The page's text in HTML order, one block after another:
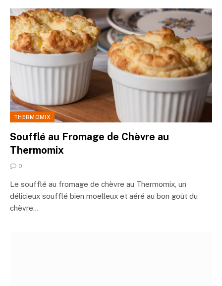
THERMOMIX
Soufflé au Fromage de Chèvre au
Thermomix
0
Le soufflé au fromage de chèvre au Thermomix, un
délicieux soufflé bien moelleux et aéré au bon goût du
chèvre…